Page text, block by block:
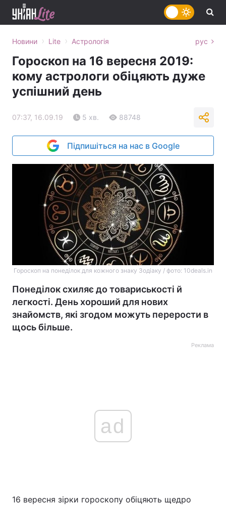
Головна Війна
Новини › Lite › Астрологія рус
Гороскоп на 16 вересня 2019:
кому астрологи обіцяють дуже
успішний день
07:37, 16.09.19 5 хв. 88748
Підпишіться на нас в Google
Гороскоп на понеділок для кожного знаку Зодіаку / фото: 10deals.in
Понеділок схиляє до товариськості й
легкості. День хороший для нових
знайомств, які згодом можуть перерости в
щось більше.
Реклама
ad
16 вересня зірки гороскопу обіцяють щедро